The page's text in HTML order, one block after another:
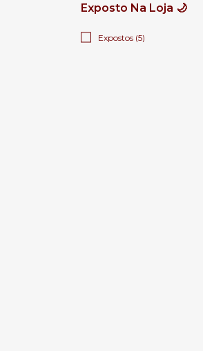
Exposto Na Loja 🌙
Expostos (5)